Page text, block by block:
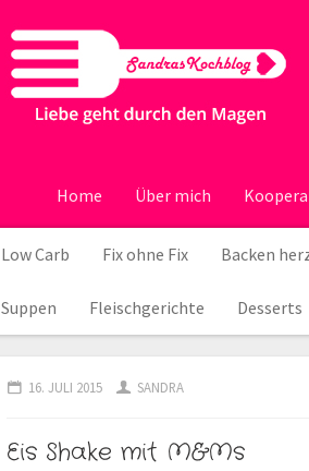
Home Über mich
Low Carb Fix ohne Fix Backen
Suppen Fleischgerichte Desserts
16. JULI 2015 SANDRA
Eis Shake mit M&Ms